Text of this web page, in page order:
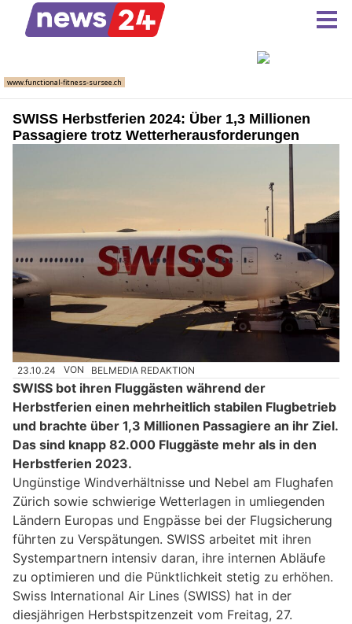
SWISS Herbstferien 2024: Über 1,3 Millionen
Passagiere trotz Wetterherausforderungen
23.10.24 VON BELMEDIA REDAKTION
SWISS bot ihren Fluggästen während der
Herbstferien einen mehrheitlich stabilen Flugbetrieb
und brachte über 1,3 Millionen Passagiere an ihr Ziel.
Das sind knapp 82.000 Fluggäste mehr als in den
Herbstferien 2023.
Ungünstige Windverhältnisse und Nebel am Flughafen
Zürich sowie schwierige Wetterlagen in umliegenden
Ländern Europas und Engpässe bei der Flugsicherung
führten zu Verspätungen. SWISS arbeitet mit ihren
Systempartnern intensiv daran, ihre internen Abläufe
zu optimieren und die Pünktlichkeit stetig zu erhöhen.
Swiss International Air Lines (SWISS) hat in der
diesjährigen Herbstspitzenzeit vom Freitag, 27.